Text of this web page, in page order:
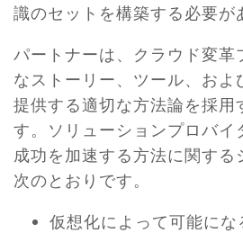
識のセットを構築する必要が
パートナーは、クラウド変革
なストーリー、ツール、およ
提供する適切な方法論を採用
す。ソリューションプロバイ
成功を加速する方法に関する
次のとおりです。
仮想化によって可能にな